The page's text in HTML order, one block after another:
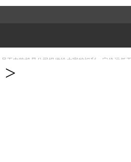
员工内购机是公司提供给大家的福利，定价远低
>